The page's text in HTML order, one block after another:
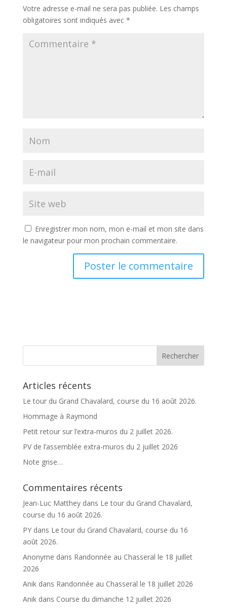
Votre adresse e-mail ne sera pas publiée. Les champs
obligatoires sont indiqués avec *
Enregistrer mon nom, mon e-mail et mon site dans
le navigateur pour mon prochain commentaire.
i
v
:
Articles récents
Le tour du Grand Chavalard, course du 16 août 2026.
Hommage à Raymond
Petit retour sur l’extra-muros du 2 juillet 2026.
PV de l’assemblée extra-muros du 2 juillet 2026
Note grise…
Commentaires récents
Jean-Luc Mattheydans Le tour du Grand Chavalard,
course du 16 août 2026.
PYdans Le tour du Grand Chavalard, course du 16
août 2026.
Anonyme dans Randonnée au Chasseral le 18 juillet
2026
Anikdans Randonnée au Chasseral le 18 juillet 2026
Anikdans Course du dimanche 12 juillet 2026